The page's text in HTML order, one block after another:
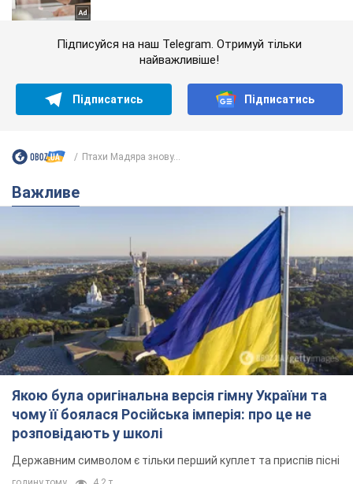
Підписуйся на наш Telegram. Отримуй тільки
найважливіше!
Підписатись Підписатись
Птахи Мадяра знову...
Важливе
Якою була оригінальна версія гімну України та
чому її боялася Російська імперія: про це не
розповідають у школі
Державним символом є тільки перший куплет та приспів пісні